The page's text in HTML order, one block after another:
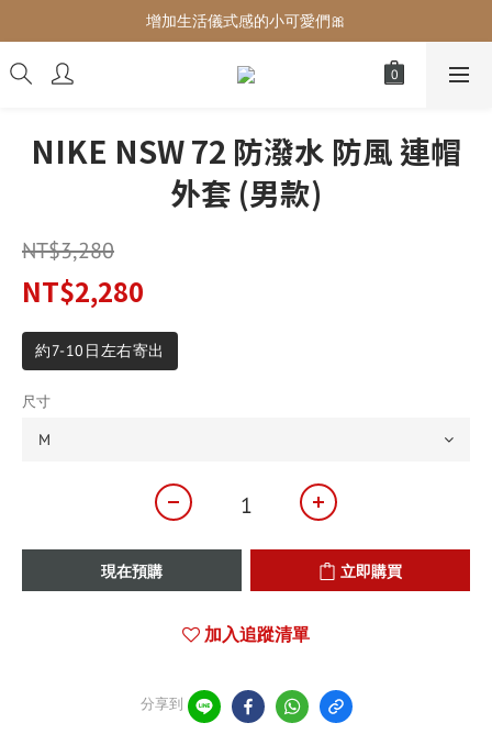
增加生活儀式感的小可愛們🎀
增加生活儀式感的小可愛們🎀
NIKE NSW 72 防潑水 防風 連帽
外套 (男款)
NT$3,280
NT$2,280
約7-10日左右寄出
尺寸
現在預購 立即購買
加入追蹤清單
分享到